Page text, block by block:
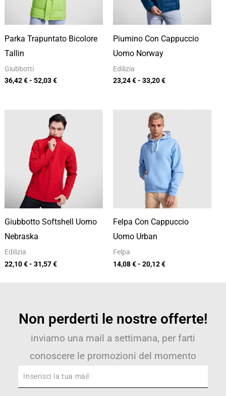
Parka Trapuntato Bicolore
Tallin
Giubbotti
36,42€- 52,03€
Piumino Con Cappuccio
Uomo Norway
Edilizia
23,24€- 33,20€
Giubbotto Softshell Uomo
Nebraska
Edilizia
22,10€- 31,57€
Fascia
di
prezzo:
da
22,10 €
31,57 €
Felpa Con Cappuccio
Uomo Urban
Felpa
14,08€- 20,12€
prezzo:
da
14,08 €
a
20,12 €
Non perderti le nostre offerte!
inviamo una mail a settimana, per farti
conoscere le promozioni del momento
Inserisci
la